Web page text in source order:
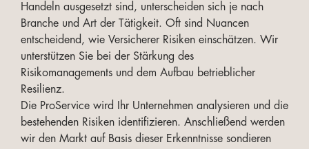
Handeln ausgesetzt sind, unterscheiden sich je nach
Branche und Art der Tätigkeit. Oft sind Nuancen
entscheidend, wie Versicherer Risiken einschätzen. Wir
unterstützen Sie bei der Stärkung des
Risikomanagements und dem Aufbau betrieblicher
Resilienz.
Die ProService wird Ihr Unternehmen analysieren und die
bestehenden Risiken identifizieren. Anschließend werden
wir den Markt auf Basis dieser Erkenntnisse sondieren